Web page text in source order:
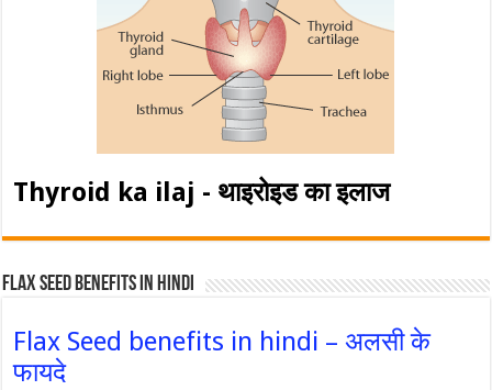
Thyroid ka ilaj - थाइरोइड का इलाज
Flax Seed Benefits in hindi
Flax Seed benefits in hindi – अलसी के
फायदे